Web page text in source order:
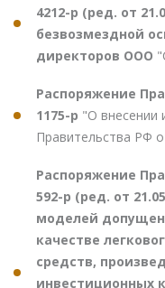
4212-р (ред. от
безвозмездной
директоров ООО
Распоряжение
1175-р "О внесении
Правительства РФ
Распоряжение
592-р (ред. от
моделей
качестве
средств,
инвестиционных